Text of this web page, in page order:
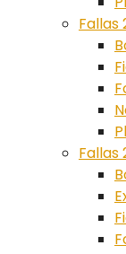
Fallas
Fallas